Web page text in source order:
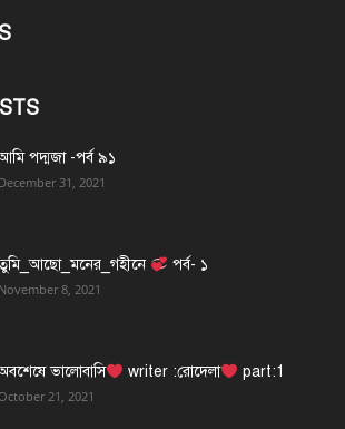
পদ্মজা -পর্ব ৯১
December 31, 2021
পর্ব- ১
November 8, 2021
ভালোবাসি writer :রোদেলা part:1
October 21, 2021